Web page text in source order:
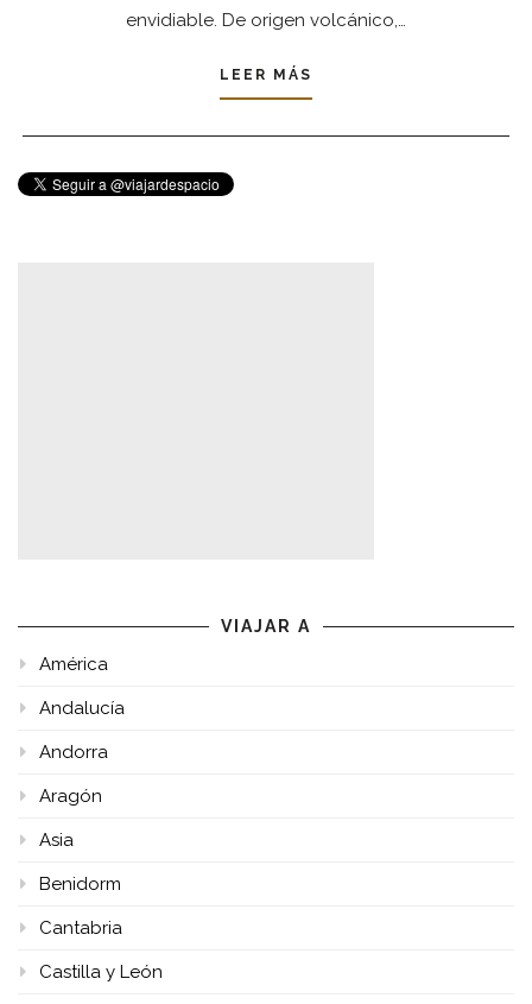
envidiable. De origen volcánico,…
LEER MÁS
VIAJAR A
América
Andalucía
Andorra
Aragón
Asia
Benidorm
Cantabria
Castilla y León